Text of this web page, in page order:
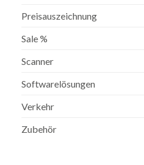
Preisauszeichnung
Sale %
Scanner
Softwarelösungen
Verkehr
Zubehör